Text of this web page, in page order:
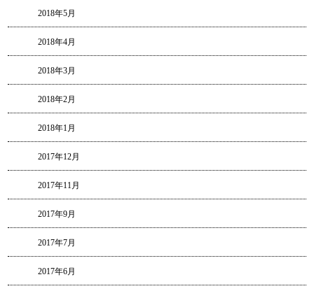
2018年5月
2018年4月
2018年3月
2018年2月
2018年1月
2017年12月
2017年11月
2017年9月
2017年7月
2017年6月